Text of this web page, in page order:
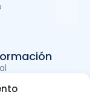
Privacidad